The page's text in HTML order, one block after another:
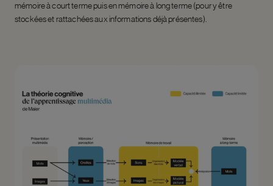
mémoire à court terme puis en mémoire à long terme (pour y être
stockées et rattachées aux informations déjà présentes).